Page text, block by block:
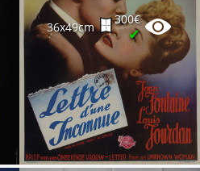
36x49cm
300€
✔